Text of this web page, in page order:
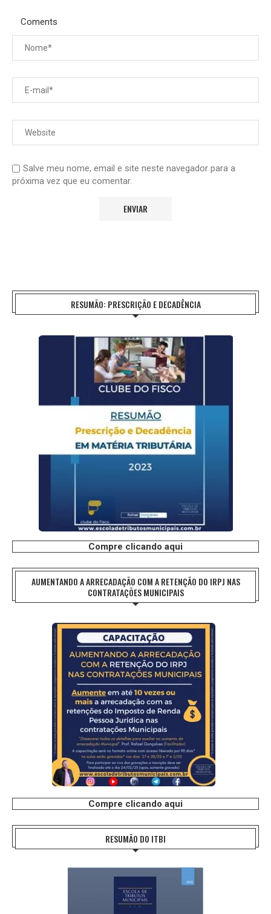
Coments
Salve meu nome, email e site neste navegador para a
próxima vez que eu comentar.
RESUMÃO: PRESCRIÇÃO E DECADÊNCIA
Compre clicando aqui
AUMENTANDO A ARRECADAÇÃO COM A RETENÇÃO DO IRPJ NAS
CONTRATAÇÕES MUNICIPAIS
Compre clicando aqui
RESUMÃO DO ITBI